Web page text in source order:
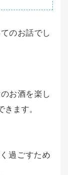
のお話でし
お酒を楽し
ます。
過ごすため